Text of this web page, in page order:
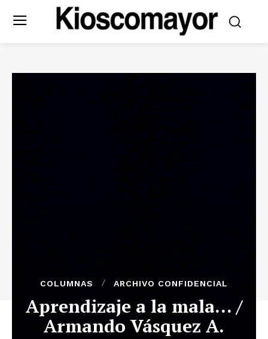
COLUMNAS ARCHIVO CONFIDENCIAL
Aprendizaje a la mala… /
Armando Vásquez A.